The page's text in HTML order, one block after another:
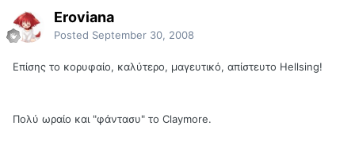
Eroviana
Posted September 30, 2008
Επίσης το κορυφαίο, καλύτερο, μαγευτικό, απίστευτο Hellsing!
Πολύ ωραίο και "φάντασυ" το Claymore.